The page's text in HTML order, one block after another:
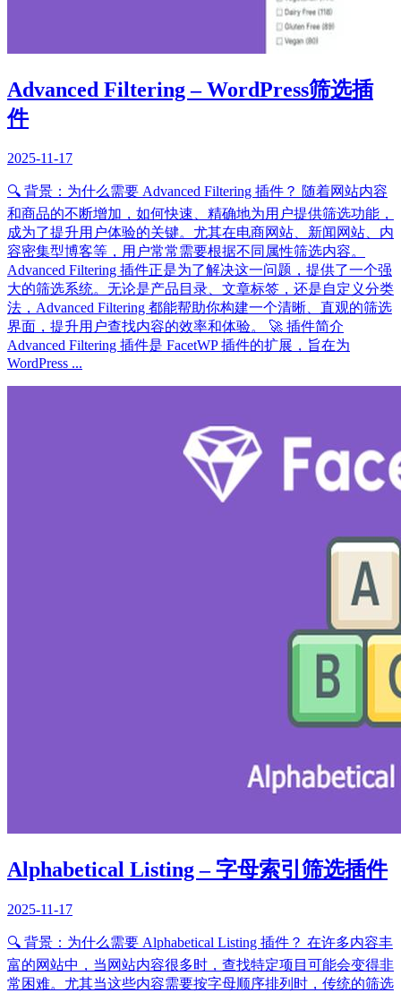
Advanced Filtering – WordPress筛选插
件
2025-11-17
🔍 背景：为什么需要 Advanced Filtering 插件？ 随着网站内容
和商品的不断增加，如何快速、精确地为用户提供筛选功能，
成为了提升用户体验的关键。尤其在电商网站、新闻网站、内
容密集型博客等，用户常常需要根据不同属性筛选内容。
Advanced Filtering 插件正是为了解决这一问题，提供了一个强
大的筛选系统。无论是产品目录、文章标签，还是自定义分类
法，Advanced Filtering 都能帮助你构建一个清晰、直观的筛选
界面，提升用户查找内容的效率和体验。 🚀 插件简介
Advanced Filtering 插件是 FacetWP 插件的扩展，旨在为
WordPress ...
Alphabetical Listing – 字母索引筛选插件
2025-11-17
🔍 背景：为什么需要 Alphabetical Listing 插件？ 在许多内容丰
富的网站中，当网站内容很多时，查找特定项目可能会变得非
常困难。尤其当这些内容需要按字母顺序排列时，传统的筛选